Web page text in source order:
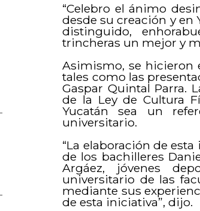
“Celebro el ánimo
desde su creación y en
distinguido,
trincheras un mejor y
Asimismo, se hicieron
tales como las
Gaspar Quintal Parra.
de la Ley de Cultura
Yucatán sea un
universitario.
“La elaboración de
de los bachilleres
Argáez, jóvenes
universitario de las
mediante sus
de esta iniciativa”, dijo.